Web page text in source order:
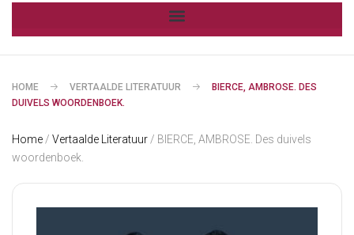
HOME VERTAALDE LITERATUUR
BIERCE, AMBROSE. DES
DUIVELS WOORDENBOEK.
Home / Vertaalde Literatuur / BIERCE, AMBROSE. Des duivels
woordenboek.